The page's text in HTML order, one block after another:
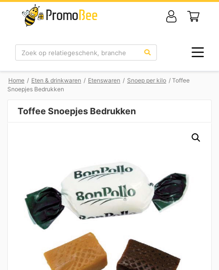
Zoek
Home / Eten & drinkwaren / Etenswaren / Snoep per kilo / Toffee
Snoepjes Bedrukken
Toffee Snoepjes Bedrukken